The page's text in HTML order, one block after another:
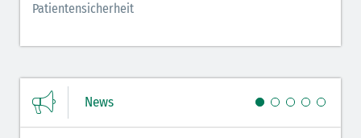
Patientensicherheit
News